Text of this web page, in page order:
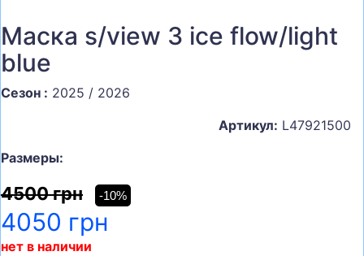
Маска s/view 3 ice flow/light
blue
Сезон : 2025 / 2026
Артикул: L47921500
Размеры:
4500 грн -10%
4050 грн
нет в наличии